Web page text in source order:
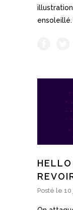
ensoleillé.
Posté le 10